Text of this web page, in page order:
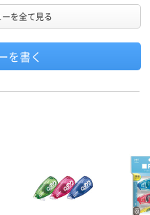
を全て見る
を書く